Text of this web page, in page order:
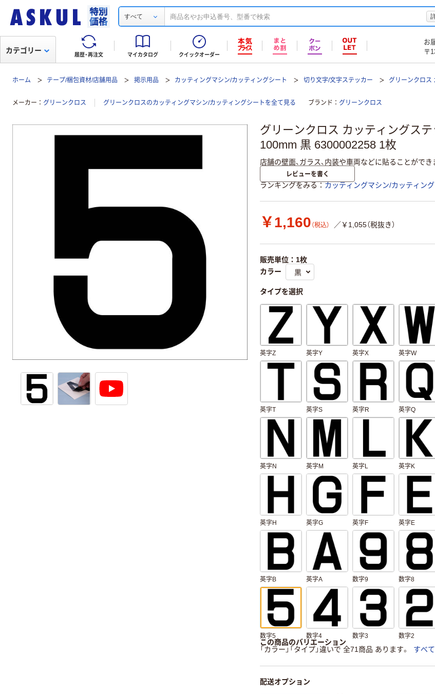
すべて
履歴・再注文 マイカタログ クイックオーダー
お
〒
カテゴリー
ホーム テープ/梱包資材/店舗用品 掲示用品 カッティングマシン/カッティングシート 切り文字/文字ステッカー グリーンクロス
メーカー グリーンクロス グリーンクロスのカッティングマシン/カッティングシートを全て見る ブランド グリーンクロス
グリーンクロス カッティングス
100mm 黒 6300002258 1枚
店舗の壁面、ガラス、内装や車両などに貼ることができ
レビューを書く
ランキングをみる カッティングマシン/カッティン
￥1,160 （税込） ／￥1,055（税抜き）
販売単位：1枚
カラー
タイプを選択
英字Z 英字Y 英字X 英字W
英字T 英字S 英字R 英字Q
英字N 英字M 英字L 英字K
英字H 英字G 英字F 英字E
英字B 英字A 数字9 数字8
数字5 数字4 数字3 数字2
この商品のバリエーション
「カラー」「タイプ」違いで 全71商品 あります。
すべ
配送オプション